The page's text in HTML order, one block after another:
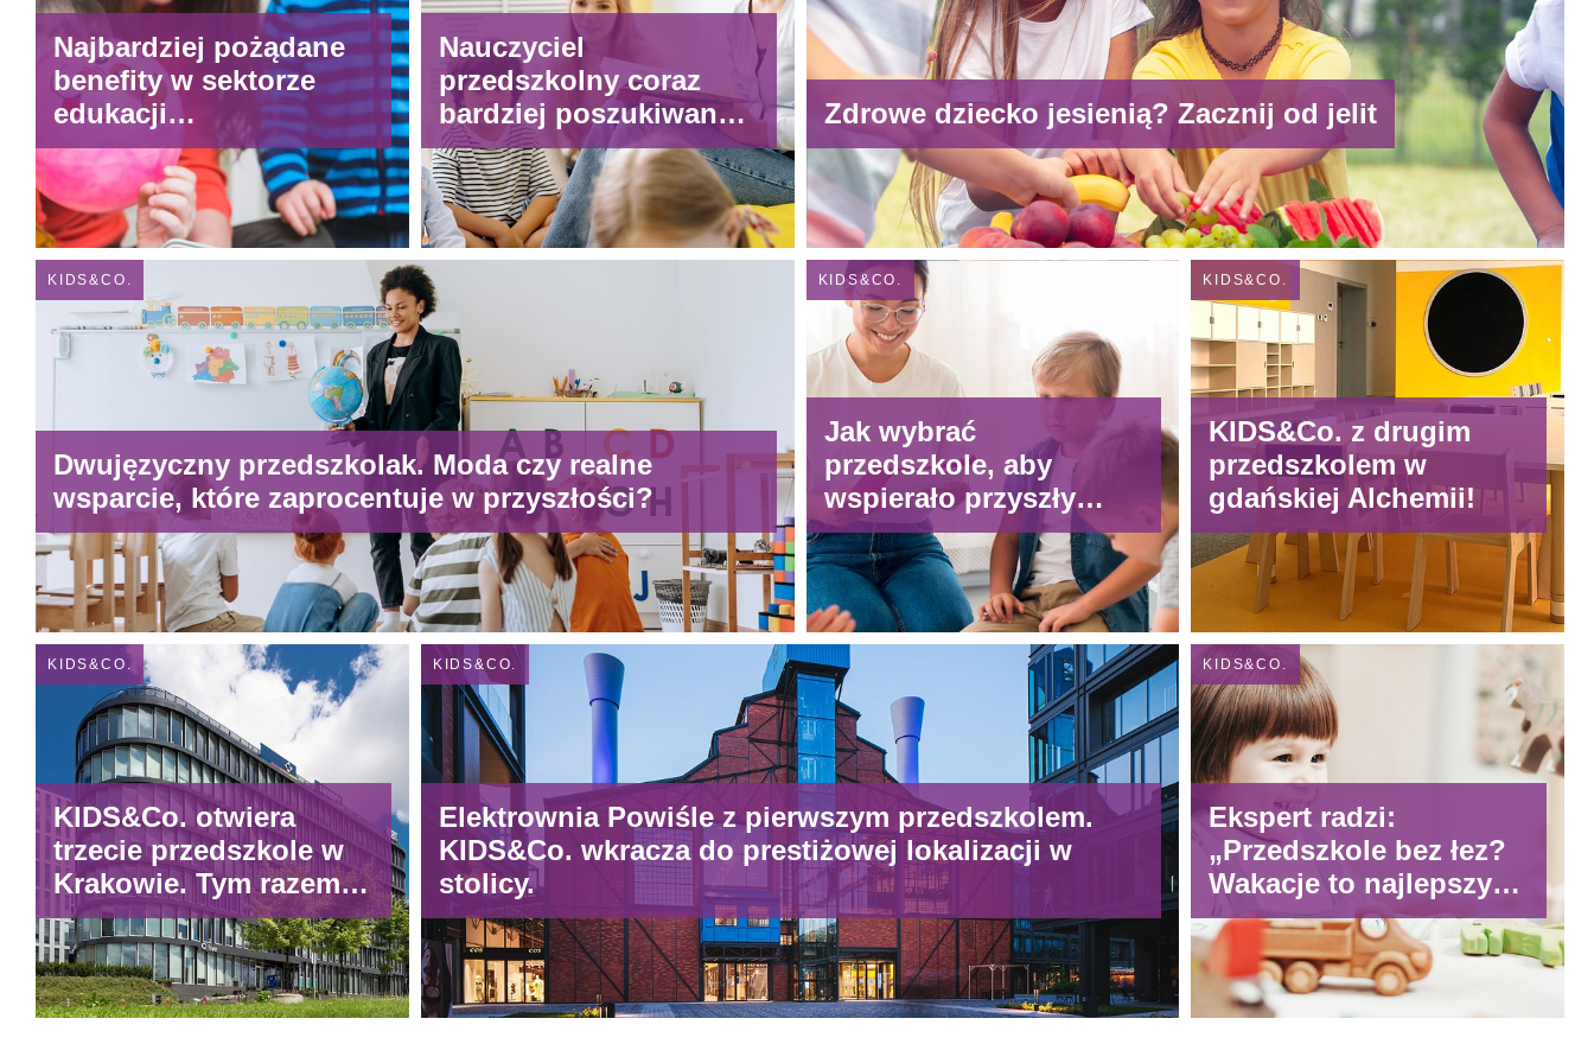
Najbardziej pożądane
benefity w sektorze
edukacji
wczesnoszkolnej.
Czego od pracodawcy
oczekują nauczycielki i
nauczyciele?
Nauczyciel
przedszkolny coraz
bardziej poszukiwany.
Co może przyciągnąć
najlepszych
pracowników? Idea
human to human.
Zdrowe dziecko jesienią? Zacznij od jelit
KIDS&CO.
Dwujęzyczny przedszkolak. Moda czy realne
wsparcie, które zaprocentuje w przyszłości?
KIDS&CO.
Jak wybrać
przedszkole, aby
wspierało przyszły
rozwój dziecka?
KIDS&CO.
KIDS&Co. z drugim
przedszkolem w
gdańskiej Alchemii!
KIDS&CO.
KIDS&Co. otwiera
trzecie przedszkole w
Krakowie. Tym razem w
Quattro Business Park.
KIDS&CO.
Elektrownia Powiśle z pierwszym przedszkolem.
KIDS&Co. wkracza do prestiżowej lokalizacji w
stolicy.
KIDS&CO.
Ekspert radzi:
„Przedszkole bez łez?
Wakacje to najlepszy
czas na to, aby
rozpocząć adaptację i
oswoić malucha ze
zbliżającymi się